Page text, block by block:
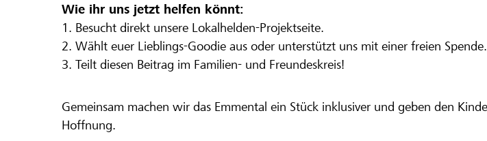
Wie ihr uns jetzt helfen könnt:
1. Besucht direkt unsere Lokalhelden-Projektseite.
2. Wählt euer Lieblings-Goodie aus oder unterstützt uns mit einer freien Spende.
3. Teilt diesen Beitrag im Familien- und Freundeskreis!
Gemeinsam machen wir das Emmental ein Stück inklusiver und geben den
Hoffnung.